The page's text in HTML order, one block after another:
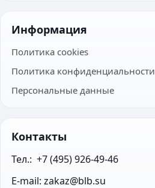
Информация
Политика cookies
Политика конфиденциальности
Персональные данные
Контакты
Тел.:  +7 (495) 926-49-46
E-mail: zakaz@blb.su